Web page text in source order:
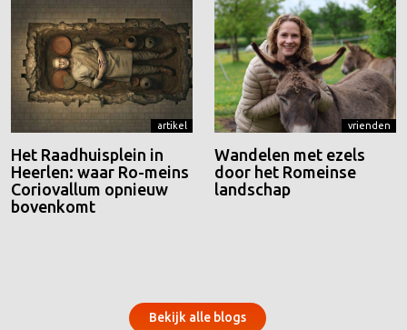
artikel
Het Raadhuisplein in
Heerlen: waar Ro-meins
Coriovallum opnieuw
bovenkomt
vrienden
Wandelen met ezels
door het Romeinse
landschap
Bekijk alle blogs